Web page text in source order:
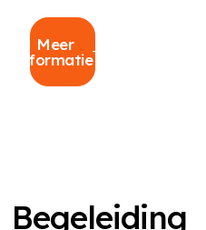
Meer
informatie
Begeleiding